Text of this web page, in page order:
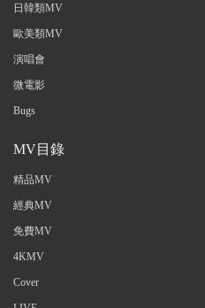
日韓類MV
歐美類MV
演唱會
微電影
Bugs
MV目錄
精品MV
經典MV
免費MV
4KMV
Cover